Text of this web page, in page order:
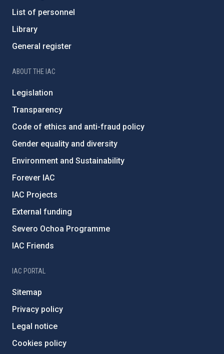
List of personnel
Library
General register
ABOUT THE IAC
Legislation
Transparency
Code of ethics and anti-fraud policy
Gender equality and diversity
Environment and Sustainability
Forever IAC
IAC Projects
External funding
Severo Ochoa Programme
IAC Friends
IAC PORTAL
Sitemap
Privacy policy
Legal notice
Cookies policy